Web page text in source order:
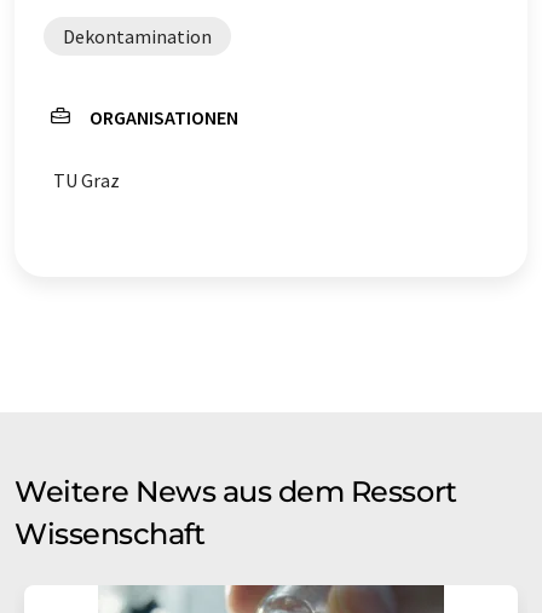
Dekontamination
ORGANISATIONEN
TU Graz
Weitere News aus dem Ressort
Wissenschaft